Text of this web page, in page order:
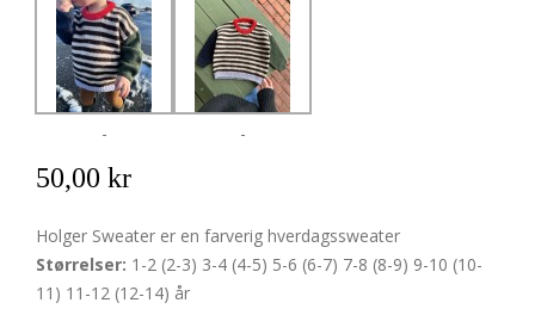
- -
50,00 kr
Holger Sweater er en farverig hverdagssweater
Størrelser: 1-2 (2-3) 3-4 (4-5) 5-6 (6-7) 7-8 (8-9) 9-10 (10-
11) 11-12 (12-14) år